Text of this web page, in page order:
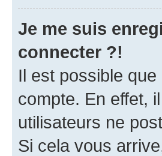
Je me suis
connecter ?!
Il est possible
compte. En effet,
utilisateurs ne
Si cela vous